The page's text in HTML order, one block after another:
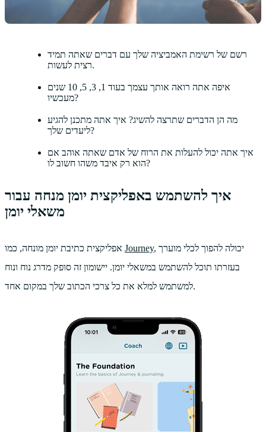
רשם של רשימת האמביציה שלך עם דברים שאתה תמיד
רצית לעשות.
איפה אתה רואה אותך עצמך בעוד 1, 3, 5, 10 שנים
מעכשיו?
מה הן הדברים שתרצה להשיג? איך אתה מתכנן להגיע
ליעדים שלך?
איך אתה יכול להעלות את הרוח של אדם שאתה אוהב אם
הוא רק איבד משהו חשוב לו?
איך להשתמש באפליקצית יומן מנחה עבור
משאלי יומן
Journey, יכולה להפוך לכלי מוערך
בעזרתו תוכל להשתמש במשאלי יומן. יישומון זה סופק מדרג נוח ונוח
למשתמש למלא את כל צרכי הכתוב שלך במקום אחד.